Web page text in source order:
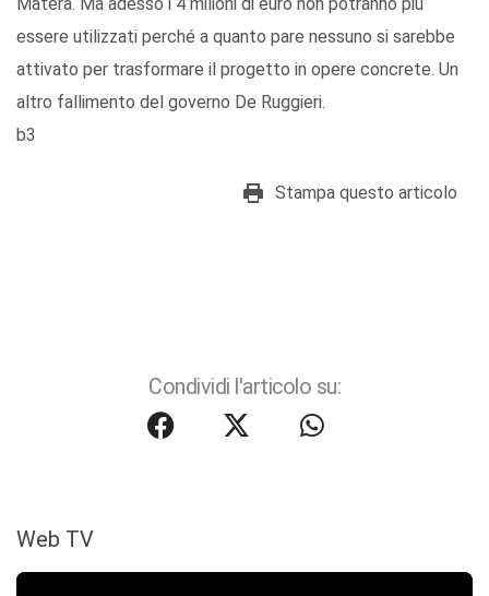
Matera. Ma adesso i 4 milioni di euro non potranno più
essere utilizzati perché a quanto pare nessuno si sarebbe
attivato per trasformare il progetto in opere concrete. Un
altro fallimento del governo De Ruggieri.
b3
Stampa questo articolo
Condividi l'articolo su:
Web TV